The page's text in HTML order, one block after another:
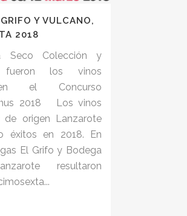
Y VULCANO,
2018
Seco Colección y
fueron los vinos
en el Concurso
2018 Los vinos
de origen Lanzarote
éxitos en 2018. En
El Grifo y Bodega
resultaron